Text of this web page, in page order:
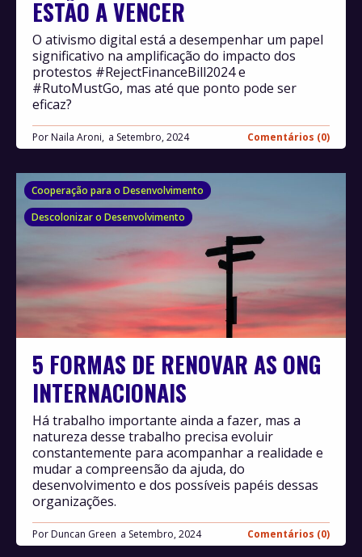
ESTÃO A VENCER
Por Naila Aroni, Setembro, 2024 Comentários (0)
O ativismo digital está a desempenhar um papel
significativo na amplificação do impacto dos
protestos #RejectFinanceBill2024 e
#RutoMustGo, mas até que ponto pode ser
eficaz?
Cooperação para o Desenvolvimento
Descolonizar o Desenvolvimento
5 FORMAS DE RENOVAR AS ONG
INTERNACIONAIS
Por Duncan Green Setembro, 2024 Comentários (0)
Há trabalho importante ainda a fazer, mas a
natureza desse trabalho precisa evoluir
constantemente para acompanhar a realidade e
mudar a compreensão da ajuda, do
desenvolvimento e dos possíveis papéis dessas
organizações.